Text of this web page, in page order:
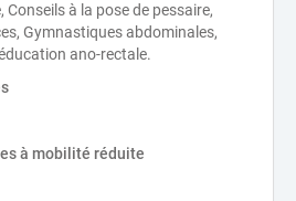
à la pose de pessaire,
Gymnastiques abdominales,
ano-rectale.
à mobilité réduite